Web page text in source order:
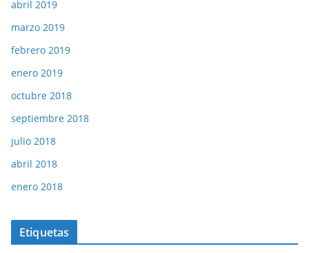
abril 2019
marzo 2019
febrero 2019
enero 2019
octubre 2018
septiembre 2018
julio 2018
abril 2018
enero 2018
Etiquetas